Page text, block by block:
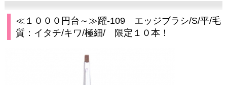
≪１０００円台～≫躍-109 エッジブラシ/S/平/毛
質：イタチ/キワ/極細/ 限定１０本！